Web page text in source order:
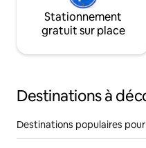
Stationnement
gratuit sur place
Destinations à
Destinations populaires